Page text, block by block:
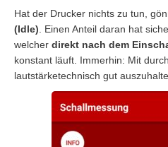
Hat der Drucker nichts zu tun,
(Idle) . Einen Anteil daran hat
welcher direkt nach dem
konstant läuft. Immerhin: Mit
lautstärketechnisch gut